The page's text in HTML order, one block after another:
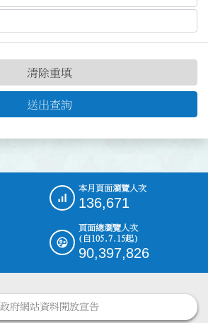
送出查詢
清除重填
本月頁面瀏覽人次
136,671
頁面總瀏覽人次
(自105.7.15起)
90,397,826
政府網站資料開放宣告